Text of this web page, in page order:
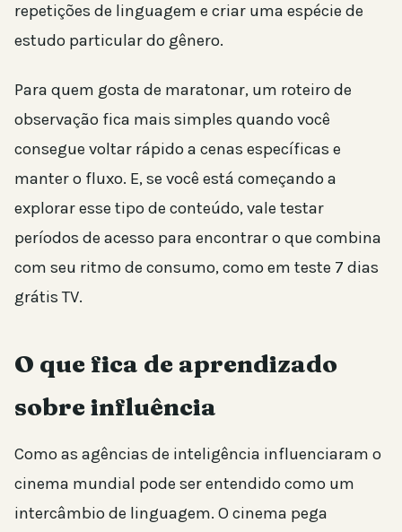
repetições de linguagem e criar uma espécie de
estudo particular do gênero.
Para quem gosta de maratonar, um roteiro de
observação fica mais simples quando você
consegue voltar rápido a cenas específicas e
manter o fluxo. E, se você está começando a
explorar esse tipo de conteúdo, vale testar
períodos de acesso para encontrar o que combina
com seu ritmo de consumo, como em teste 7 dias
grátis TV.
O que fica de aprendizado
sobre influência
Como as agências de inteligência influenciaram o
cinema mundial pode ser entendido como um
intercâmbio de linguagem. O cinema pega